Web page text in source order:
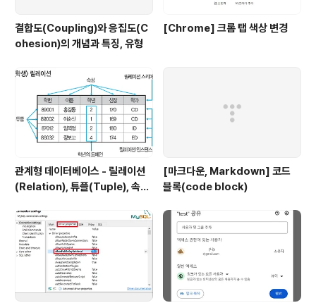
결합도(Coupling)와 응집도(C
ohesion)의 개념과 특징, 유형
[Chrome] 크롬 탭 색상 변경
관계형 데이터베이스 - 릴레이션
(Relation), 튜플(Tuple), 속성
[마크다운, Markdown] 코드
블록(code block)